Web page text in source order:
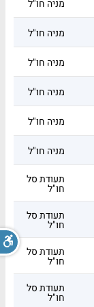
מניה חו"ל
מניה חו"ל
מניה חו"ל
מניה חו"ל
מניה חו"ל
מניה חו"ל
תעודת סל
חו"ל
תעודת סל
חו"ל
תעודת סל
חו"ל
תעודת סל
חו"ל